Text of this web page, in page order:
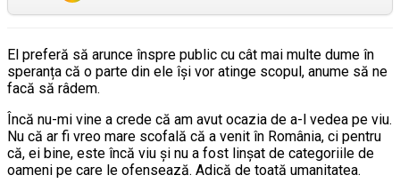
El preferă să arunce înspre public cu cât mai multe dume în
speranța că o parte din ele își vor atinge scopul, anume să ne
facă să râdem.
Încă nu-mi vine a crede că am avut ocazia de a-l vedea pe viu.
Nu că ar fi vreo mare scofală că a venit în România, ci pentru
că, ei bine, este încă viu și nu a fost linșat de categoriile de
oameni pe care le ofensează. Adică de toată umanitatea.